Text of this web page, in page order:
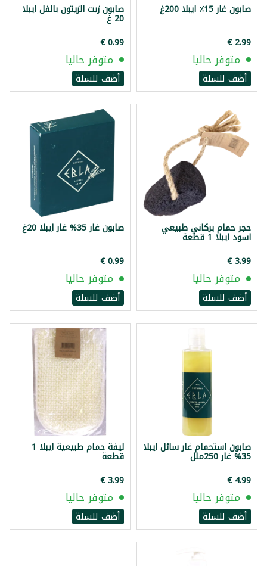
صابون غار 15٪ ايبلا 200غ
متوفر حاليا
أضف للسلة
صابون زيت الزيتون بالفل ايبلا
20 غ
متوفر حاليا
أضف للسلة
حجر حمام بركاني طبيعي
اسود ايبلا 1 قطعة
متوفر حاليا
أضف للسلة
صابون غار 35% غار ايبلا 20غ
متوفر حاليا
أضف للسلة
صابون استحمام غار سائل ايبلا
35% غار 250ملل
متوفر حاليا
أضف للسلة
ليفة حمام طبيعية ايبلا 1
قطعة
متوفر حاليا
أضف للسلة